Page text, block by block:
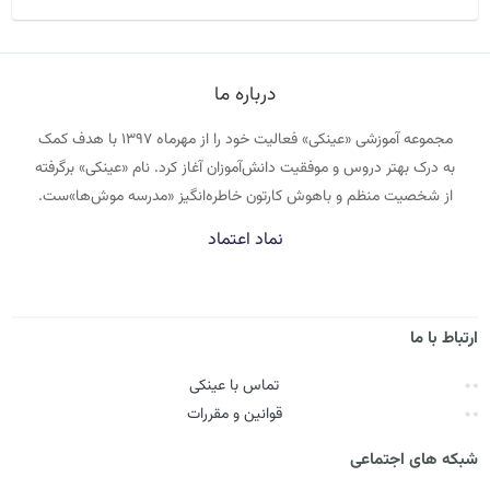
درباره ما
مجموعه آموزشی «عینکی» فعالیت خود را از مهرماه ۱۳۹۷ با هدف کمک
به درک بهتر دروس و موفقیت دانش‌آموزان آغاز کرد. نام «عینکی» برگرفته
از شخصیت منظم و باهوش کارتون خاطره‌انگیز «مدرسه موش‌ها»ست.
نماد اعتماد
ارتباط با ما
تماس با عینکی
قوانین و مقررات
شبکه های اجتماعی